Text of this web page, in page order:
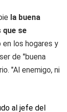
la buena
que se
en los hogares y
de "buena
"Al enemigo, ni